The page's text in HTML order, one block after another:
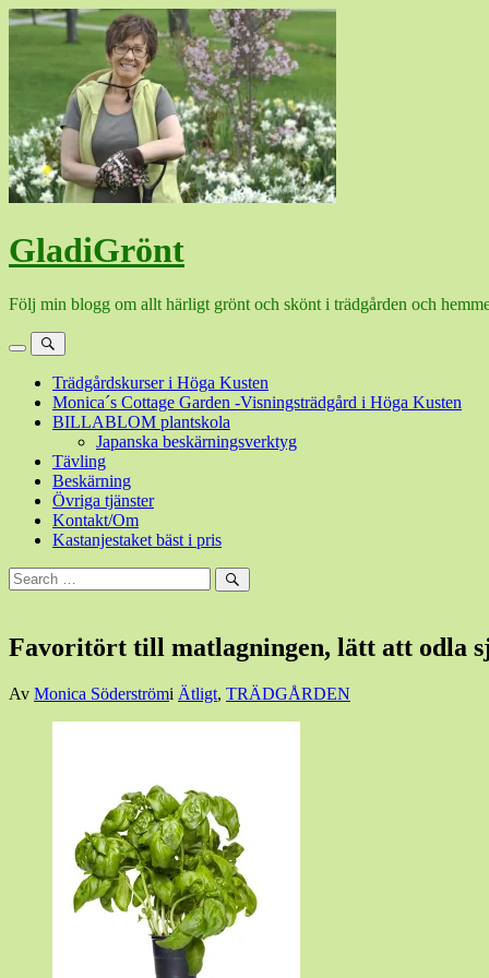
Hoppa
GladiGrönt
Följ min blogg om allt härligt grönt och skönt i trädgården och
MenySök
Trädgårdskurser i Höga Kusten
Monica´s Cottage Garden -Visningsträdgård i Höga Kusten
BILLABLOM plantskola
Japanska beskärningsverktyg
Tävling
Beskärning
Övriga tjänster
Kontakt/Om
Kastanjestaket bäst i pris
Sök
efter:
Sök
Favoritört till matlagningen, lätt att odla
Den
Av Monica Söderströmi Ätligt, TRÄDGÅRDEN